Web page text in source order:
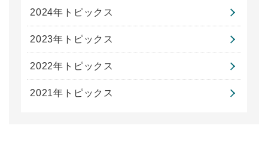
2024年トピックス
2023年トピックス
2022年トピックス
2021年トピックス